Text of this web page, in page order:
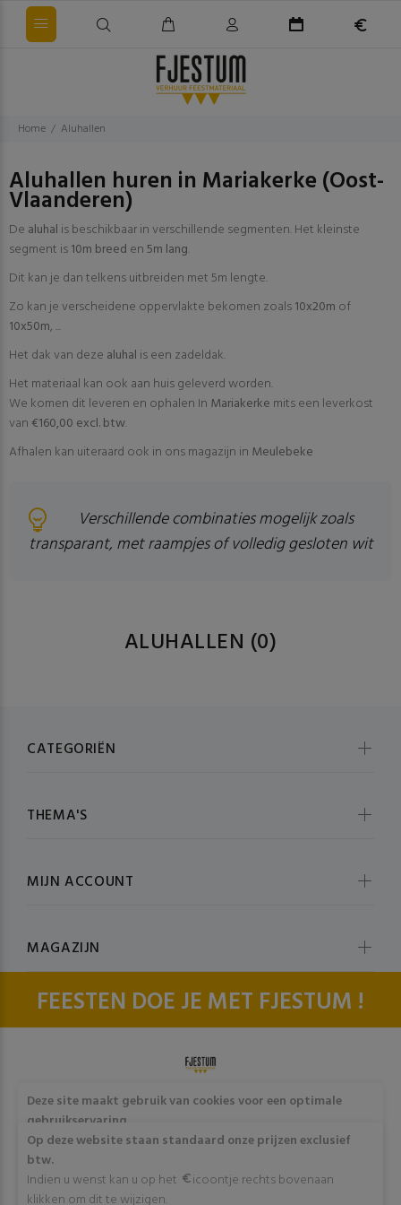
Home Aluhallen
Aluhallen huren in Mariakerke (Oost-
Vlaanderen)
De aluhal is beschikbaar in verschillende segmenten. Het kleinste
segment is10m breed en5m lang.
Dit kan je dan telkens uitbreiden met 5m lengte.
Zo kan je verscheidene oppervlakte bekomen zoals10x20m of
10x50m, ...
Het dak van deze aluhal is een zadeldak.
Het materiaal kan ook aan huis geleverd worden.
We komen dit leveren en ophalen In Mariakerke mits een leverkost
van€160,00 excl. btw.
Afhalen kan uiteraard ook in ons magazijn in Meulebeke
Verschillende combinaties mogelijk zoals
transparant, met raampjes of volledig gesloten wit
ALUHALLEN (0)
FEESTEN DOE JE MET FJESTUM !
CATEGORIËN
THEMA'S
MIJN ACCOUNT
MAGAZIJN
© fjestum 2020-2026. All Rights ReservedCookie & Privacy
Deze site maakt gebruik van cookies voor een optimale
gebruikservaring
Door op "Akkoord" te klikken of verder gebruik te maken
van deze website gaat stemt u in met het gebruik van deze
cookies. Wens je meer info omtrent deze cookies? Klik dan
op "Meer info".
Op deze website staan standaard onze prijzen exclusief
btw.
Indien u wenst kan u op het
icoontje rechts bovenaan
klikken om dit te wijzigen.